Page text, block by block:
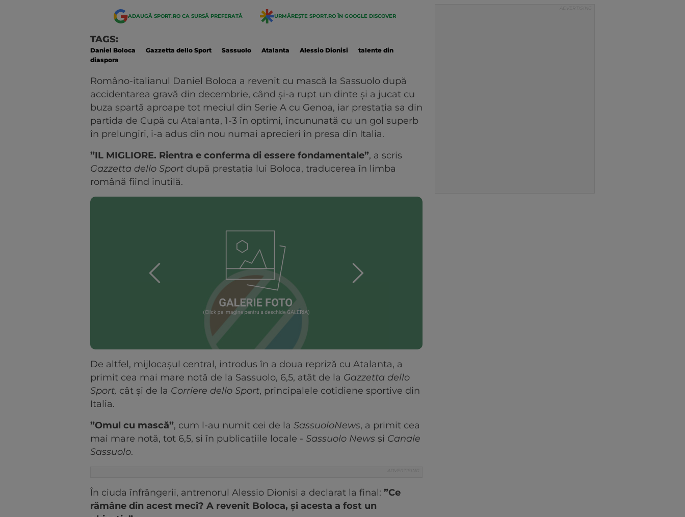
ADAUGĂ SPORT.RO CA SURSĂ PREFERATĂ URMĂREȘTE SPORT.RO ÎN GOOGLE DISCOVER
TAGS:
Daniel Boloca Gazzetta dello Sport Sassuolo Atalanta Alessio Dionisi
talente din
diaspora
Româno-italianul Daniel Boloca a revenit cu mască la Sassuolo după
accidentarea gravă din decembrie, când și-a rupt un dinte și a jucat cu
buza spartă aproape tot meciul din Serie A cu Genoa, iar prestația sa din
partida de Cupă cu Atalanta, 1-3 în optimi, încununată cu un gol superb
în prelungiri, i-a adus din nou numai aprecieri în presa din Italia.
”IL MIGLIORE. Rientra e conferma di essere fondamentale”, a scris
Gazzetta dello Sport după prestația lui Boloca, traducerea în limba
română fiind inutilă.
De altfel, mijlocașul central, introdus în a doua repriză cu Atalanta, a
primit cea mai mare notă de la Sassuolo, 6,5, atât de la Gazzetta dello
Sport, cât și de la Corriere dello Sport, principalele cotidiene sportive din
Italia.
”Omul cu mască”, cum l-au numit cei de la SassuoloNews, a primit cea
mai mare notă, tot 6,5, și în publicațiile locale - Sassuolo News și Canale
Sassuolo.
În ciuda înfrângerii, antrenorul Alessio Dionisi a declarat la final: ”Ce
rămâne din acest meci? A revenit Boloca, și acesta a fost un